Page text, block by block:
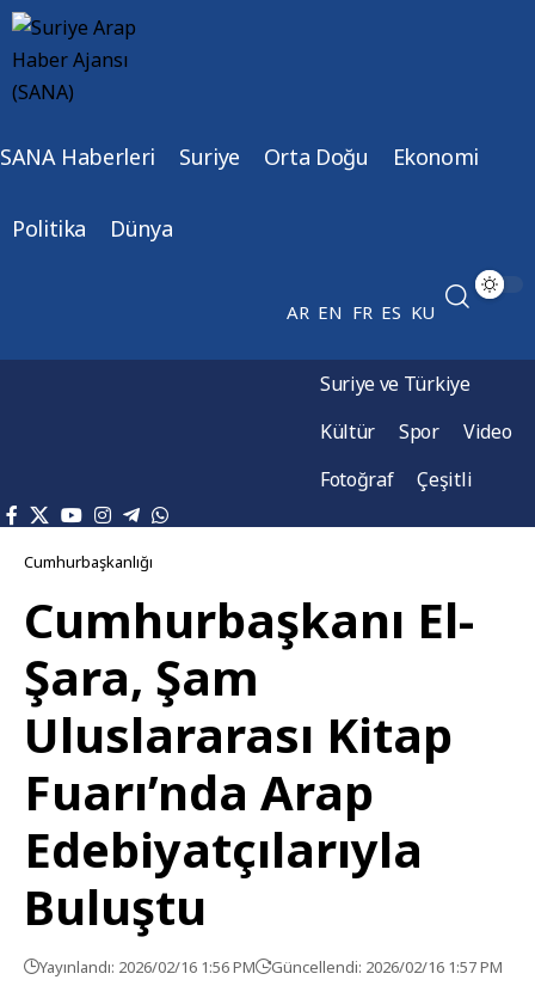
SANA Haberleri Suriye Orta Doğu Ekonomi
Politika Dünya
AR EN FR ES KU
Suriye ve Türkiye
Kültür
Spor
Video
Fotoğraf
Çeşitli
Cumhurbaşkanlığı
Cumhurbaşkanı El-
Şara, Şam
Uluslararası Kitap
Fuarı’nda Arap
Edebiyatçılarıyla
Buluştu
Yayınlandı: 2026/02/16 1:56 PM Güncellendi: 2026/02/16 1:57 PM